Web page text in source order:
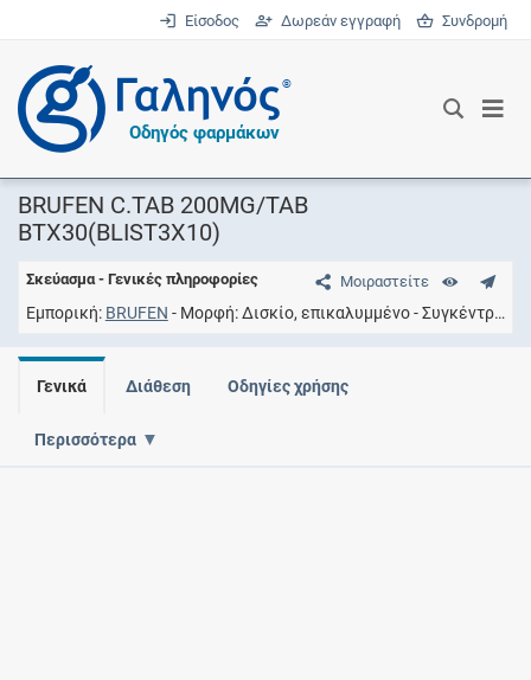
Είσοδος Δωρεάν εγγραφή Συνδρομή
®
Οδηγός φαρμάκων
BRUFEN C.TAB 200MG/TAB
BTX30(BLIST3X10)
Μοιραστείτε
Σκεύασμα - Γενικές πληροφορίες
Εμπορική BRUFEN Μορφή Δισκίο, επικαλυμμένο Συγκέντρωση
Γενικά Διάθεση Οδηγίες χρήσης
Περισσότερα